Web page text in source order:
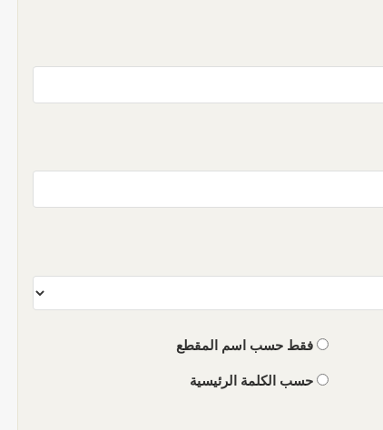
فقط حسب اسم المقطع
حسب الكلمة الرئيسية